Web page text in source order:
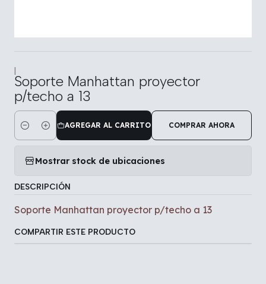
|
Soporte Manhattan proyector
p/techo a 13
Cantidad
AGREGAR AL CARRITO COMPRAR AHORA
Mostrar stock de ubicaciones
DESCRIPCIÓN
Soporte Manhattan proyector p/techo a 13
COMPARTIR ESTE PRODUCTO